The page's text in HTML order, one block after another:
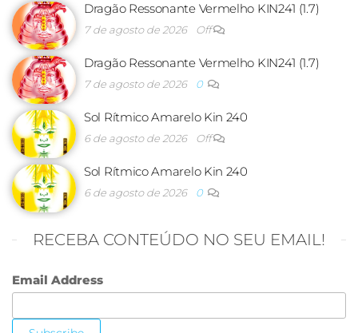
Dragão Ressonante Vermelho KIN241 (1.7)
7 de agosto de 2026 Off
Dragão Ressonante Vermelho KIN241 (1.7)
7 de agosto de 2026 0
Sol Rítmico Amarelo Kin 240
6 de agosto de 2026 Off
Sol Rítmico Amarelo Kin 240
6 de agosto de 2026 0
RECEBA CONTEÚDO NO SEU EMAIL!
Email Address